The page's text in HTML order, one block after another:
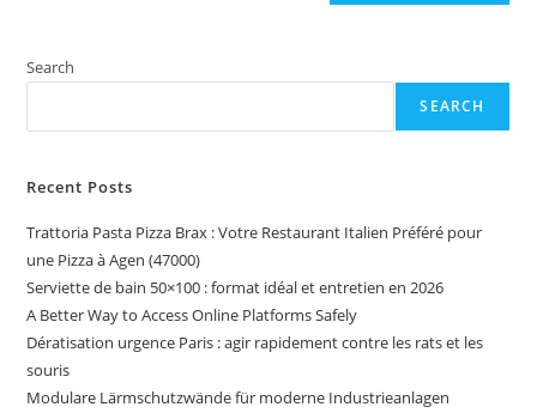
Search
SEARCH
Recent Posts
Trattoria Pasta Pizza Brax : Votre Restaurant Italien Préféré pour
une Pizza à Agen (47000)
Serviette de bain 50×100 : format idéal et entretien en 2026
A Better Way to Access Online Platforms Safely
Dératisation urgence Paris : agir rapidement contre les rats et les
souris
Modulare Lärmschutzwände für moderne Industrieanlagen